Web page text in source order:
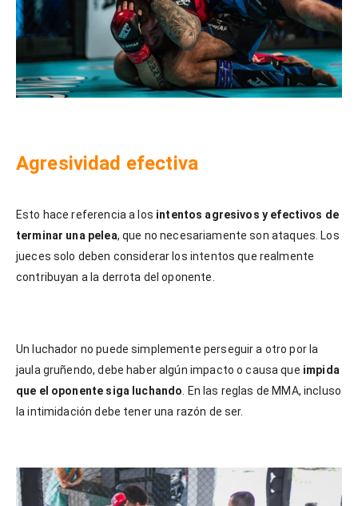
Agresividad efectiva
Esto hace referencia a los intentos agresivos y efectivos de
terminar una pelea, que no necesariamente son ataques. Los
jueces solo deben considerar los intentos que realmente
contribuyan a la derrota del oponente.
Un luchador no puede simplemente perseguir a otro por la
jaula gruñendo, debe haber algún impacto o causa que impida
que el oponente siga luchando . En las reglas de MMA, incluso
la intimidación debe tener una razón de ser.